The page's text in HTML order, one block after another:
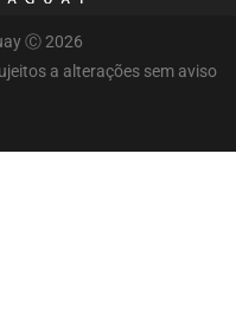
Ⓒ 2026
a alterações sem aviso